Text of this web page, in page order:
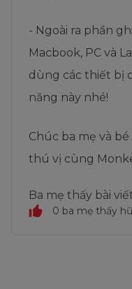
- Ngoài ra phần
Macbook, PC và
dùng các thiết bị
năng này nhé!
Chúc ba mẹ và
thú vị cùng
Ba mẹ thấy bài
0 ba mẹ thấy